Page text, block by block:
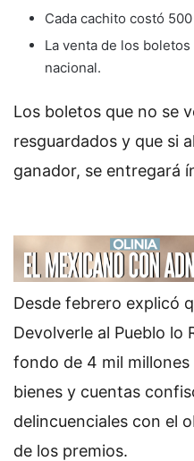
Cada cachito costó
La venta de los
nacional.
Los boletos que no se
resguardados y que si
ganador, se entregará
Desde febrero explicó
Devolverle al Pueblo lo
fondo de 4 mil
bienes y cuentas
delincuenciales con el
de los premios.